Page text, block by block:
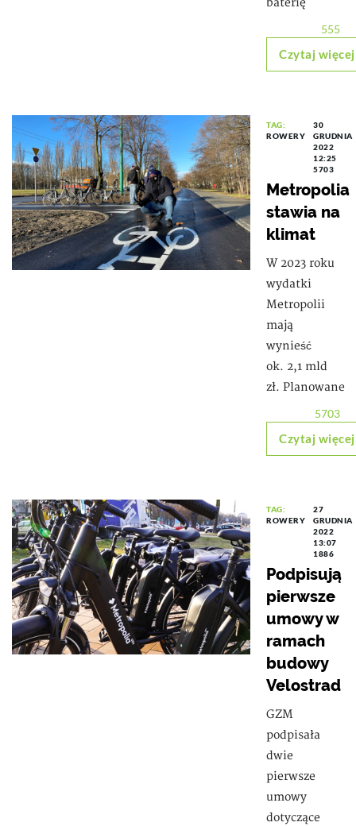
baterię
555
Czytaj więcej
TAG:
ROWERY
30
GRUDNIA
2022
12:25
5703
Metropolia
stawia na
klimat
W 2023 roku
wydatki
Metropolii
mają
wynieść
ok. 2,1 mld
zł. Planowane
5703
Czytaj więcej
TAG:
ROWERY
27
GRUDNIA
2022
13:07
1886
Podpisują
pierwsze
umowy w
ramach
budowy
Velostrad
GZM
podpisała
dwie
pierwsze
umowy
dotyczące